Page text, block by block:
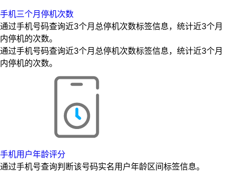
手机三个月停机次数
通过手机号码查询近3个月总停机次数标签信息，统计近3个月
内停机的次数。
通过手机号码查询近3个月总停机次数标签信息，统计近3个月
内停机的次数。
手机用户年龄评分
通过手机号查询判断该号码实名用户年龄区间标签信息。